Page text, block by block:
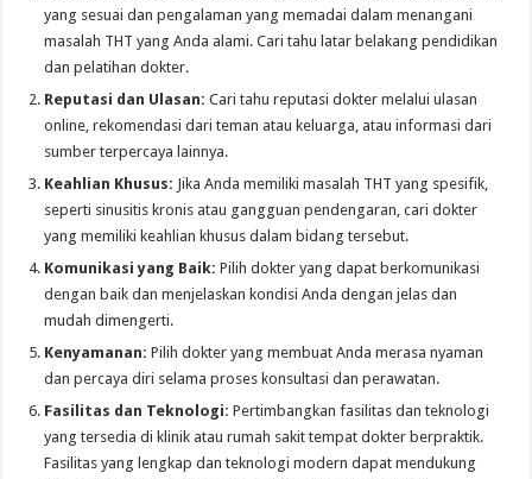
yang sesuai dan pengalaman yang memadai dalam menangani
masalah THT yang Anda alami. Cari tahu latar belakang pendidikan
dan pelatihan dokter.
Reputasi dan Ulasan: Cari tahu reputasi dokter melalui ulasan
online, rekomendasi dari teman atau keluarga, atau informasi dari
sumber terpercaya lainnya.
Keahlian Khusus: Jika Anda memiliki masalah THT yang spesifik,
seperti sinusitis kronis atau gangguan pendengaran, cari dokter
yang memiliki keahlian khusus dalam bidang tersebut.
Komunikasi yang Baik: Pilih dokter yang dapat berkomunikasi
dengan baik dan menjelaskan kondisi Anda dengan jelas dan
mudah dimengerti.
Kenyamanan: Pilih dokter yang membuat Anda merasa nyaman
dan percaya diri selama proses konsultasi dan perawatan.
Fasilitas dan Teknologi: Pertimbangkan fasilitas dan teknologi
yang tersedia di klinik atau rumah sakit tempat dokter berpraktik.
Fasilitas yang lengkap dan teknologi modern dapat mendukung